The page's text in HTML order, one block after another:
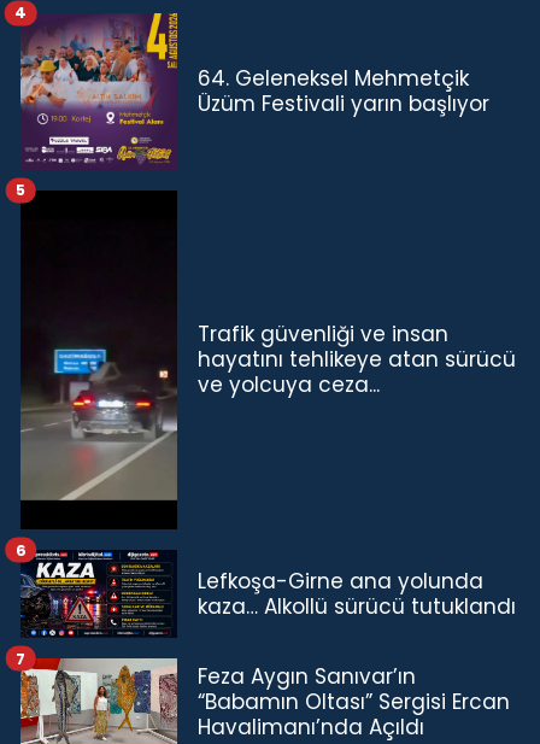
64. Geleneksel Mehmetçik
Üzüm Festivali yarın başlıyor
4
Trafik güvenliği ve insan
hayatını tehlikeye atan sürücü
ve yolcuya ceza...
5
Lefkoşa-Girne ana yolunda
kaza… Alkollü sürücü tutuklandı
6
Feza Aygın Sanıvar’ın
“Babamın Oltası” Sergisi Ercan
Havalimanı’nda Açıldı
7